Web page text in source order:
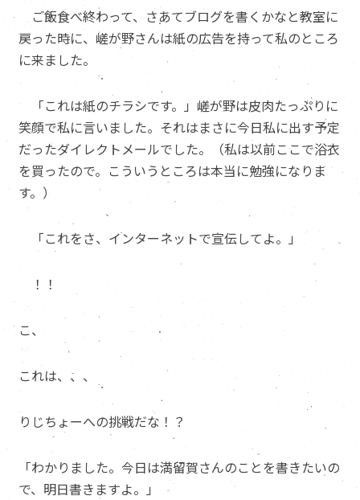
ご飯食べ終わって、さあてブログを書くかなと教室に
戻った時に、嵯が野さんは紙の広告を持って私のところ
に来ました。
「これは紙のチラシです。」嵯が野は皮肉たっぷりに
笑顔で私に言いました。それはまさに今日私に出す予定
だったダイレクトメールでした。（私は以前ここで浴衣
を買ったので。こういうところは本当に勉強になりま
す。）
「これをさ、インターネットで宣伝してよ。」
！！
こ、
これは、、、
りじちょーへの挑戦だな！？
「わかりました。今日は満留賀さんのことを書きたいの
で、明日書きますよ。」